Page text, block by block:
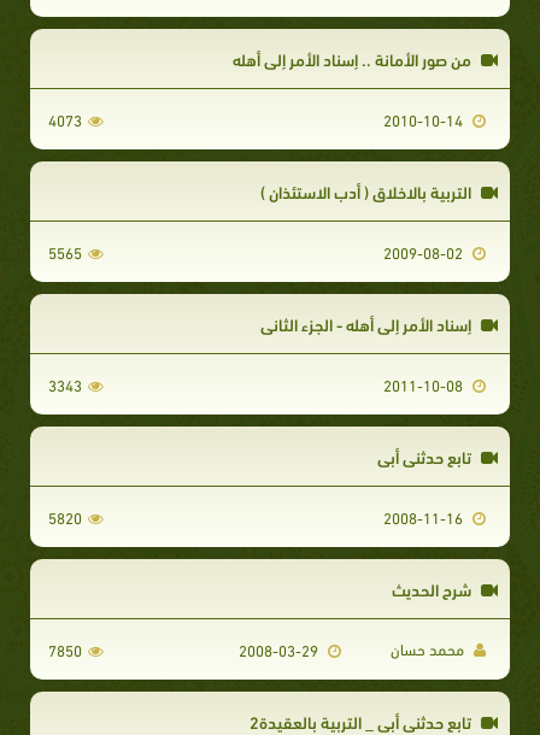
من صور الأمانة .. إسناد الأمر إلى أهله
4073
التربية بالاخلاق ( أدب الاستئذان )
5565
إسناد الأمر إلى أهله - الجزء الثاني
3343
تابع حدثنى أبي
5820
شرح الحديث
محمد حسان 7850
تابع حدثني أبي _ التربية بالعقيدة2